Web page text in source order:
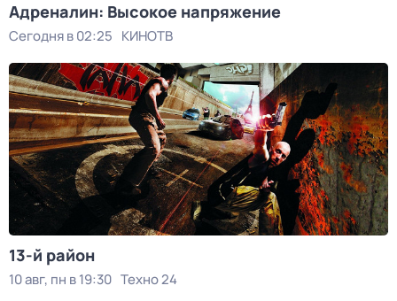
Адреналин: Высокое напряжение
Сегодня в 02:25 КИНОТВ
13-й район
10 авг, пн в 19:30 Техно 24